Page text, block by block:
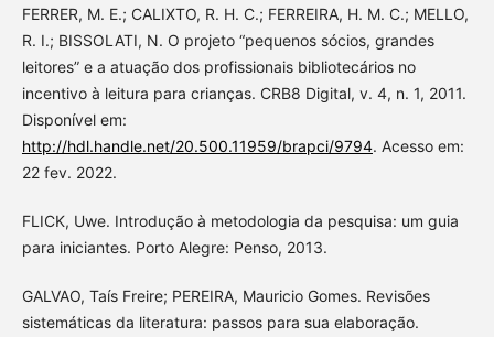
FERRER, M. E.; CALIXTO, R. H. C.; FERREIRA, H. M. C.; MELLO,
R. I.; BISSOLATI, N. O projeto “pequenos sócios, grandes
leitores” e a atuação dos profissionais bibliotecários no
incentivo à leitura para crianças. CRB8 Digital, v. 4, n. 1, 2011.
Disponível em:
http://hdl.handle.net/20.500.11959/brapci/9794. Acesso em:
22 fev. 2022.
FLICK, Uwe. Introdução à metodologia da pesquisa: um guia
para iniciantes. Porto Alegre: Penso, 2013.
GALVAO, Taís Freire; PEREIRA, Mauricio Gomes. Revisões
sistemáticas da literatura: passos para sua elaboração.